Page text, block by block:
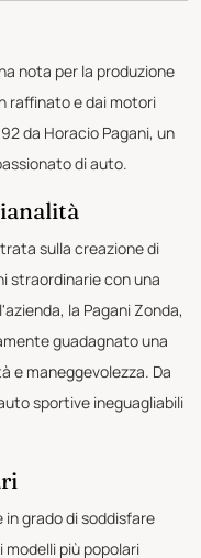
nota per la produzione
raffinato e dai motori
da Horacio Pagani, un
di auto.
sulla creazione di
straordinarie con una
la Pagani Zonda,
guadagnato una
e maneggevolezza. Da
sportive ineguagliabili
grado di soddisfare
modelli più popolari